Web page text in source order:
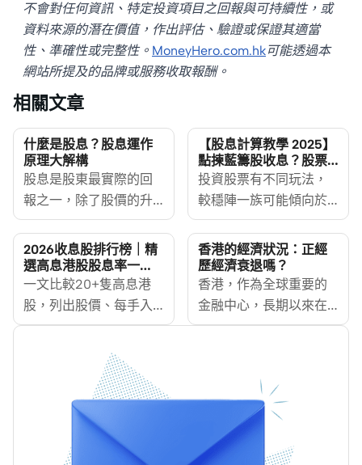
不會對任何資訊、特定投資項目之回報與可持續性，或
資料來源的潛在價值，作出評估、驗證或保證其適當
性、準確性或完整性。 MoneyHero.com.hk可能透過本
網站所提及的品牌或服務收取報酬。
相關文章
什麼是股息？股息運作
原理大解構
股息是股東最實際的回
報之一，除了股價的升
值潛力外，亦為投資者
提供穩定的收入來源。
尤其對於尋求穩定收益
資產的投資者而言，了
解股息的運作方式，對
於建立一個均衡的投資
【股息計算教學 2025】
點揀藍籌股收息？股票
投資食息必讀
投資股票有不同玩法，
較穩陣一族可能傾向於
買藍籌收息股，貪其
「進可攻、退可守」，
甚至有機會「財息兼
收」，賺價又賺息。但
是，股息計算方法是甚
麼？邊隻藍籌股最高
息？就等MoneyHero
[https://
同你逐一講解藍籌股的
特點及投資策略。
2026收息股排行榜｜精
選高息港股股息率一
覽，最高逾7厘
一文比較20+隻高息港
股，列出股價、每手入
場費及股息率，附藍籌
股法則，助你部署收息
香港的經濟狀況：正經
歷經濟衰退嗎？
香港，作為全球重要的
金融中心，長期以來在
亞洲及世界經濟中占據
經濟不確定性及內外多
重因素的影響，香港的
經濟發展面臨前所未有
的挑戰。根據香港特區